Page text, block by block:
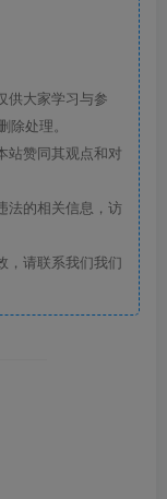
供大家学习与参
处理。
站赞同其观点和对
法的相关信息，访
，请联系我们我们